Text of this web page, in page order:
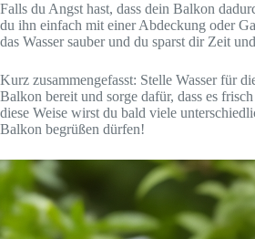
Falls du Angst hast, dass dein Balkon
du ihn einfach mit einer Abdeckung oder
das Wasser sauber und du sparst dir Zeit
Kurz zusammengefasst: Stelle Wasser für
Balkon bereit und sorge dafür, dass es
diese Weise wirst du bald viele
Balkon begrüßen dürfen!